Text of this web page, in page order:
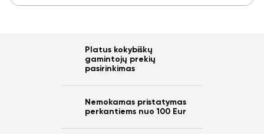
Platus kokybiškų
gamintojų prekių
pasirinkimas
Nemokamas pristatymas
perkantiems nuo 100 Eur
Ar norite sutaupyti
10%
nuo savo užsakymo?